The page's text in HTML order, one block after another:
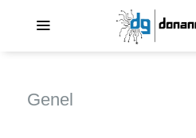
Genel